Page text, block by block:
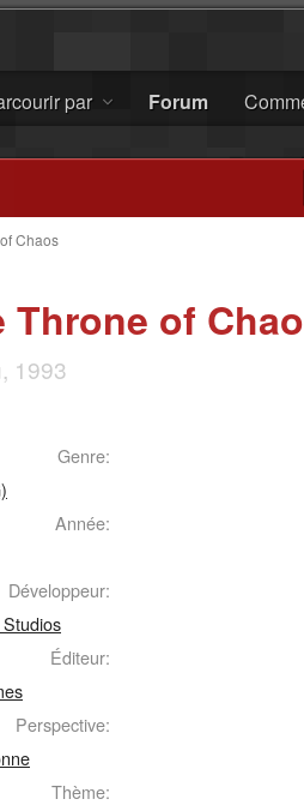
par Forum
Chaos
of
1993
Genre:
Année:
Développeur:
Éditeur:
Perspective:
Thème: